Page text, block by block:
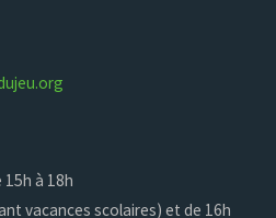
15h à 18h
vacances scolaires) et de 16h